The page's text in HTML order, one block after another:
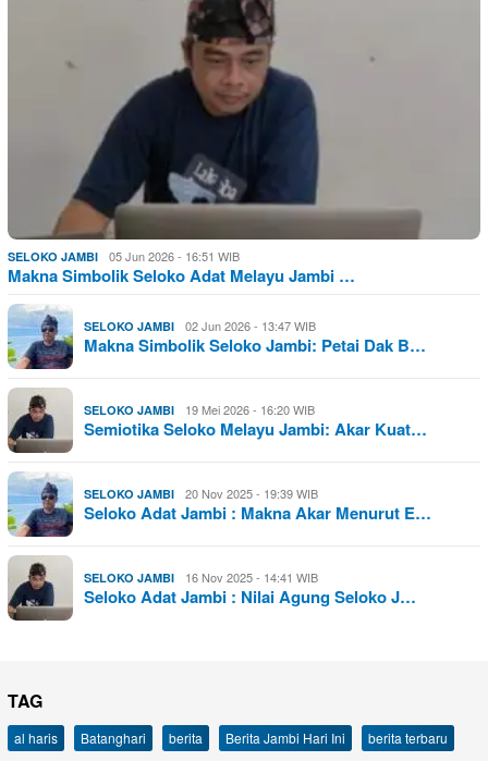
SELOKO JAMBI 05 Jun 2026 - 16:51 WIB
Makna Simbolik Seloko Adat Melayu Jambi …
SELOKO JAMBI 02 Jun 2026 - 13:47 WIB
Makna Simbolik Seloko Jambi: Petai Dak B…
SELOKO JAMBI 19 Mei 2026 - 16:20 WIB
Semiotika Seloko Melayu Jambi: Akar Kuat…
SELOKO JAMBI 20 Nov 2025 - 19:39 WIB
Seloko Adat Jambi : Makna Akar Menurut E…
SELOKO JAMBI 16 Nov 2025 - 14:41 WIB
Seloko Adat Jambi : Nilai Agung Seloko J…
TAG
al haris Batanghari berita Berita Jambi Hari Ini
berita terbaru